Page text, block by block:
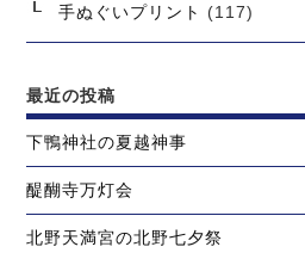
手ぬぐいプリント (117)
最近の投稿
下鴨神社の夏越神事
醍醐寺万灯会
北野天満宮の北野七夕祭